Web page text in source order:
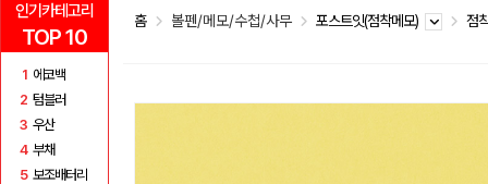
인기카테고리
TOP 10
1 에코백
2 텀블러
3 우산
4 부채
5 보조배터리
홈 볼펜/메모/수첩/사무 포스트잇(점착메모) 점